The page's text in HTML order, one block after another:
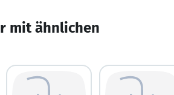
mit ähnlichen